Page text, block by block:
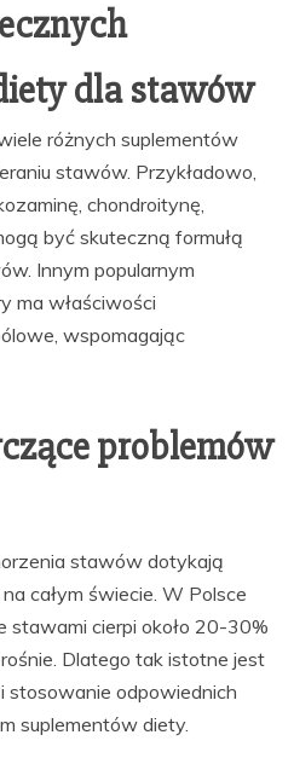
dla stawów
różnych suplementów
stawów. Przykładowo,
chondroitynę,
być skuteczną formułą
Innym popularnym
ma właściwości
wspomagając
problemów
stawów dotykają
całym świecie. W Polsce
stawami cierpi około 20-30%
Dlatego tak istotne jest
odpowiednich
suplementów diety.